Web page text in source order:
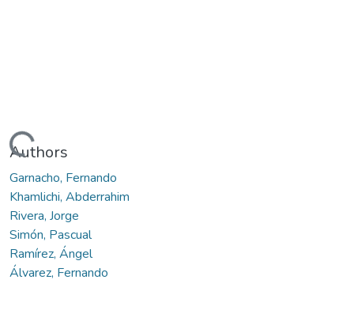
Authors
Garnacho, Fernando
Khamlichi, Abderrahim
Rivera, Jorge
Simón, Pascual
Ramírez, Ángel
Álvarez, Fernando